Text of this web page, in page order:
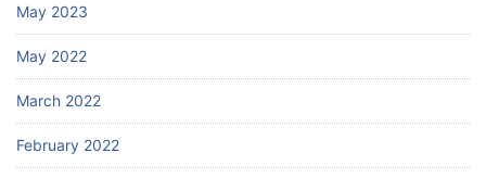
May 2023
May 2022
March 2022
February 2022